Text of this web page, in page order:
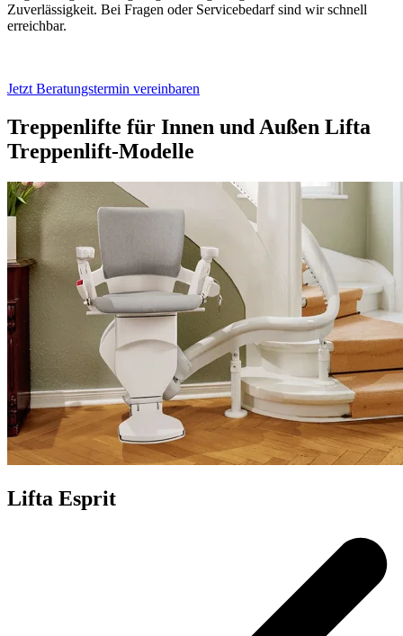
Zuverlässigkeit. Bei Fragen oder Servicebedarf sind wir schnell
erreichbar.
Jetzt Beratungstermin vereinbaren
Treppenlifte für Innen und Außen Lifta
Treppenlift-Modelle
Lifta Esprit